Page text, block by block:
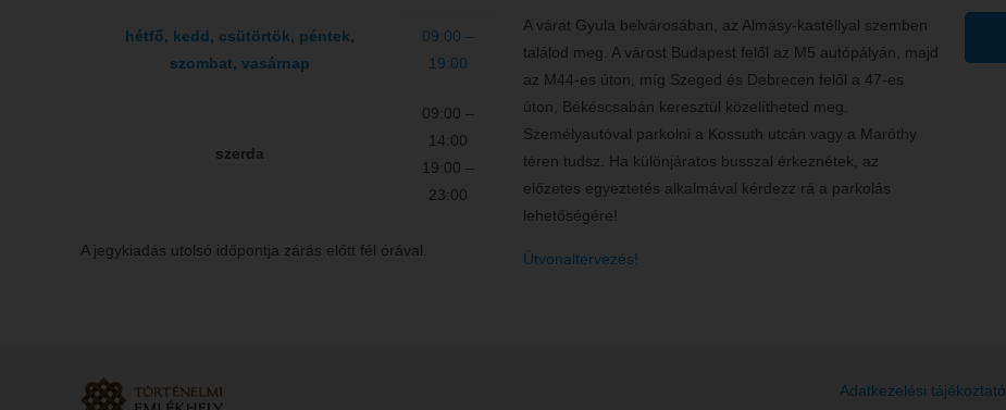
hétfő, kedd, csütörtök, péntek,
szombat, vasárnap
09:00 –
19:00
szerda
09:00 –
14:00
19:00 –
23:00
A jegykiadás utolsó időpontja zárás előtt fél órával.
A várat Gyula belvárosában, az Almásy-kastéllyal szemben
találod meg. A várost Budapest felől az M5 autópályán, majd
az M44-es úton, míg Szeged és Debrecen felől a 47-es
úton, Békéscsabán keresztül közelítheted meg.
Személyautóval parkolni a Kossuth utcán vagy a Maróthy
téren tudsz. Ha különjáratos busszal érkeznétek, az
előzetes egyeztetés alkalmával kérdezz rá a parkolás
lehetőségére!
Útvonaltervezés!
Adatkezelési tájékoztató